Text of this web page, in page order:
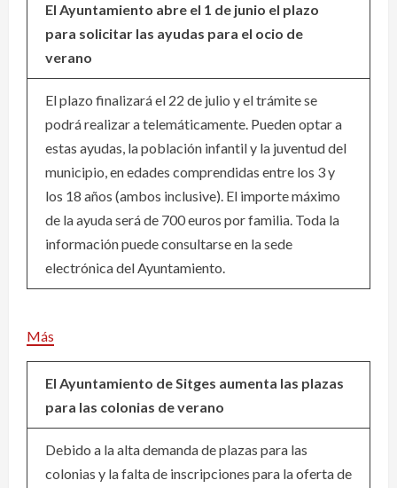
El Ayuntamiento abre el 1 de junio el plazo
para solicitar las ayudas para el ocio de
verano
El plazo finalizará el 22 de julio y el trámite se
podrá realizar a telemáticamente. Pueden optar a
estas ayudas, la población infantil y la juventud del
municipio, en edades comprendidas entre los 3 y
los 18 años (ambos inclusive). El importe máximo
de la ayuda será de 700 euros por familia. Toda la
información puede consultarse en la sede
electrónica del Ayuntamiento.
Más
El Ayuntamiento de Sitges aumenta las plazas
para las colonias de verano
Debido a la alta demanda de plazas para las
colonias y la falta de inscripciones para la oferta de